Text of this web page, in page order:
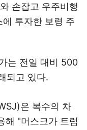
손잡고 우주비행
투자한 보령 주
는 전일 대비 500
되고 있다.
은 복수의 차
해 "머스크가 트럼